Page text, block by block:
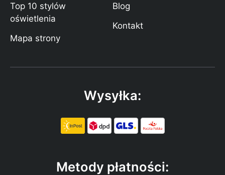
Top 10 stylów
oświetlenia
Mapa strony
Blog
Kontakt
Wysyłka:
Metody płatności: